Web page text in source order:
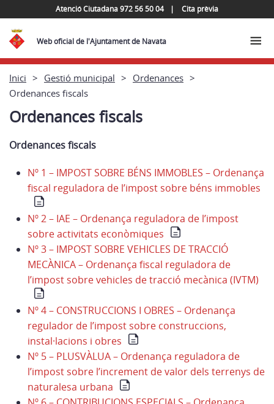
Atenció Ciutadana 972 56 50 04 Cita prèvia
Web oficial de l'Ajuntament de Navata
Inici Gestió municipal
Ordenances
Ordenances fiscals
Ordenances fiscals
Ordenances fiscals
Nº 1 – IMPOST SOBRE BÉNS IMMOBLES – Ordenança
fiscal reguladora de l’impost sobre béns immobles
Nº 2 – IAE – Ordenança reguladora de l’impost
sobre activitats econòmiques
Nº 3 – IMPOST SOBRE VEHICLES DE TRACCIÓ
MECÀNICA – Ordenança fiscal reguladora de
l’impost sobre vehicles de tracció mecànica (IVTM)
Nº 4 – CONSTRUCCIONS I OBRES – Ordenança
regulador de l’impost sobre construccions,
instal·lacions i obres
Nº 5 – PLUSVÀLUA – Ordenança reguladora de
l’impost sobre l’increment de valor dels terrenys de
naturalesa urbana